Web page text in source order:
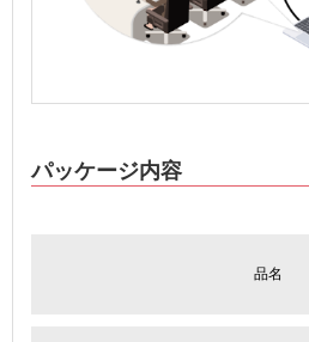
パッケージ内容
品名